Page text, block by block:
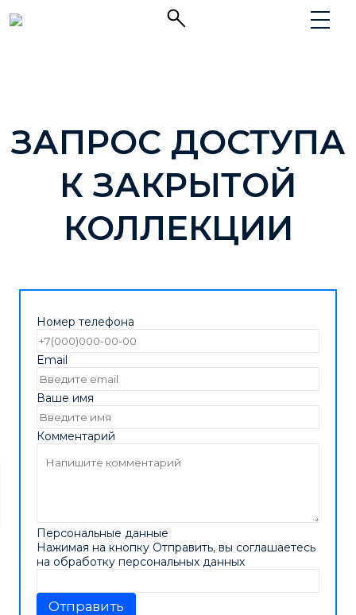
ЗАПРОС ДОСТУПА
К ЗАКРЫТОЙ
КОЛЛЕКЦИИ
Номер телефона
Email
Ваше имя
Комментарий
Персональные данные
Нажимая на кнопку Отправить, вы соглашаетесь
на обработку персональных данных
Отправить